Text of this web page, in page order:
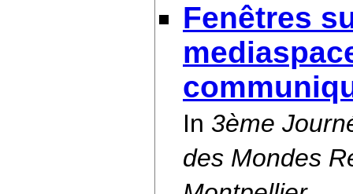
Fenêtres
In 3ème
des Mondes